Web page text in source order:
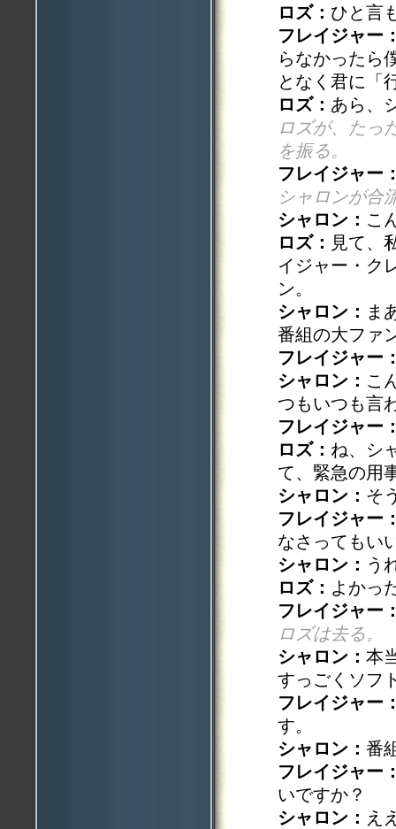
ロズ： ひと言
フレイジャー
らなかったら
となく君に「
ロズ： あら、
ロズが、たっ
を振る。
フレイジャー
シャロンが合
シャロン： こ
ロズ： 見て、
イジャー・ク
ン。
シャロン： ま
番組の大ファ
フレイジャー
シャロン： こ
つもいつも言
フレイジャー
ロズ： ね、シ
て、緊急の用
シャロン： そ
フレイジャー
なさってもい
シャロン： う
ロズ： よかっ
フレイジャー
ロズは去る。
シャロン： 本
すっごくソフ
フレイジャー
す。
シャロン： 番
フレイジャー
いですか？
シャロン： え